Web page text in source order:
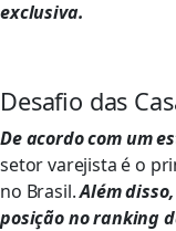
exclusiva.
Desafio das
De acordo com um
setor varejista é o
no Brasil.Além
posição no ranking